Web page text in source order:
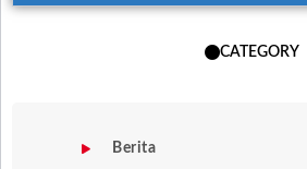
CATEGORY
Berita